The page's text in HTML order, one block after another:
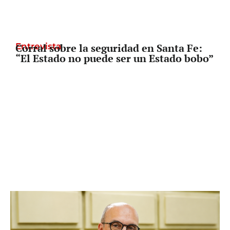
Entrevista
Corral sobre la seguridad en Santa Fe:
“El Estado no puede ser un Estado bobo”